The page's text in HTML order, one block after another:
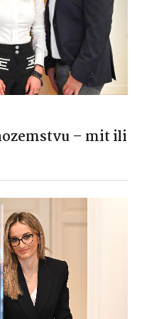
– mit ili